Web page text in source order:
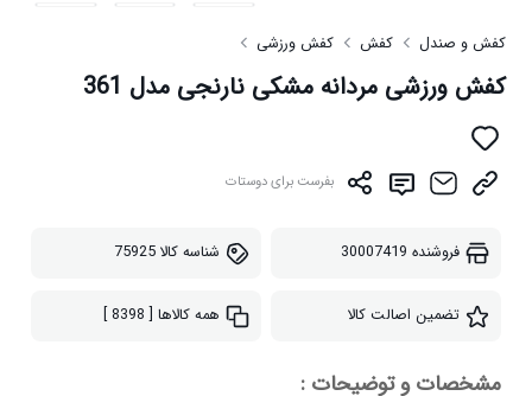
کفش و صندل کفش کفش ورزشی
کفش ورزشی مردانه مشکی نارنجی مدل 361
بفرست برای دوستات
فروشنده 30007419 شناسه کالا75925
تضمین اصالت کالا همه کالاها [ 8398 ]
مشخصات و توضیحات :